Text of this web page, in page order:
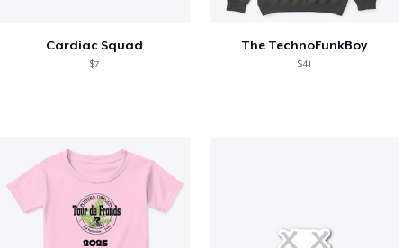
Cardiac Squad
$7
The TechnoFunkBoy
$41